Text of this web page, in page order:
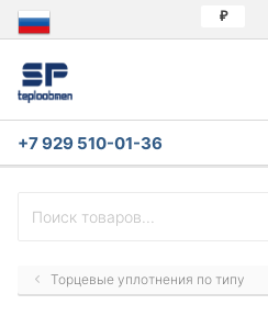
₽
+7 929 510-01-36
Торцевые уплотнения по типу